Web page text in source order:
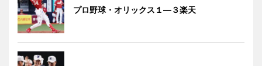
プロ野球・オリックス１―３楽天